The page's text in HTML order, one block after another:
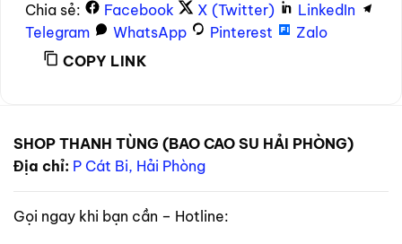
Chia sẻ: Facebook X (Twitter)
LinkedIn
Telegram
WhatsApp Pinterest
Zalo
COPY LINK
SHOP THANH TÙNG (BAO CAO SU HẢI PHÒNG)
Địa chỉ: P Cát Bi, Hải Phòng
Gọi ngay khi bạn cần – Hotline: